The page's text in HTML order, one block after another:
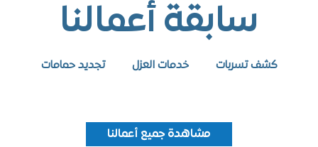
سابقة أعمالنا
كشف تسربات خدمات العزل تجديد حمامات
مشاهدة جميع أعمالنا